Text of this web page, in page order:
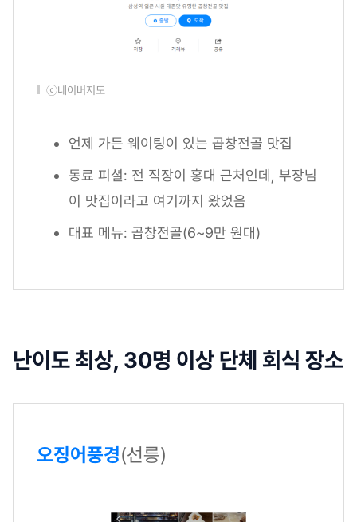
ⓒ네이버지도
언제 가든 웨이팅이 있는 곱창전골 맛집
동료 피셜: 전 직장이 홍대 근처인데, 부장님
이 맛집이라고 여기까지 왔었음
대표 메뉴: 곱창전골(6~9만 원대)
난이도 최상, 30명 이상 단체 회식 장소
오징어풍경(선릉)